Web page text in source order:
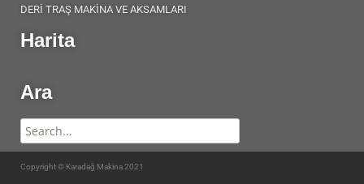
DERİ TRAŞ MAKİNA VE AKSAMLARI
Harita
Ara
Copyright © Karadağ Makina 2021